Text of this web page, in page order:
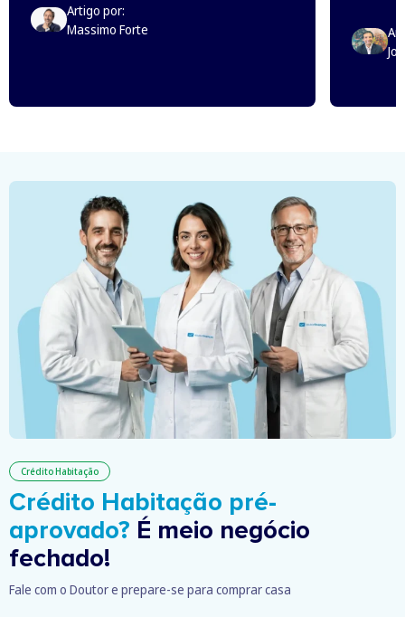
Artigo por:
Massimo Forte
Crédito Habitação
Crédito Habitação pré-
aprovado? É meio negócio
fechado!
Fale com o Doutor e prepare-se para comprar casa